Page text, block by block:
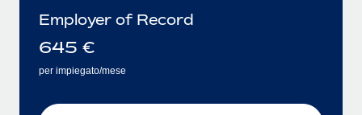
Employer of Record
645 €
per impiegato/mese